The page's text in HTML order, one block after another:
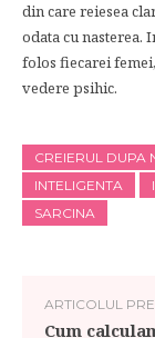
din care reiesea
odata cu nasterea.
folos fiecarei
vedere psihic.
CREIERUL DUPA
INTELIGENTA
SARCINA
ARTICOLUL
Cum